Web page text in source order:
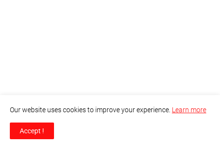
Our website uses cookies to improve your experience. Learn more
Accept !